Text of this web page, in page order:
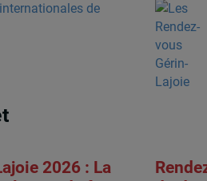
de
2026 : La